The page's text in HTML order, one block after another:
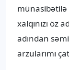
münasibətilə
xalqınızı öz
adından
arzularımı